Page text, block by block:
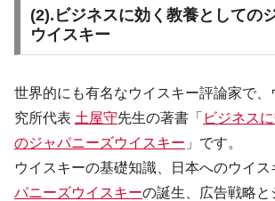
(2).ビジネスに効く教養としての
ウイスキー
世界的にも有名なウイスキー評論家で
究所代表 土屋守先生の著書「 ビジネス
のジャパニーズウイスキー 」です。
ウイスキーの基礎知識、日本へのウイス
パニーズウイスキーの誕生、広告戦略と